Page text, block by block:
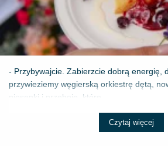
- Przybywajcie. Zabierzcie dobrą energię,
przywieziemy węgierską orkiestrę dętą,
piosenki i przeboje, które ...
Czytaj więcej